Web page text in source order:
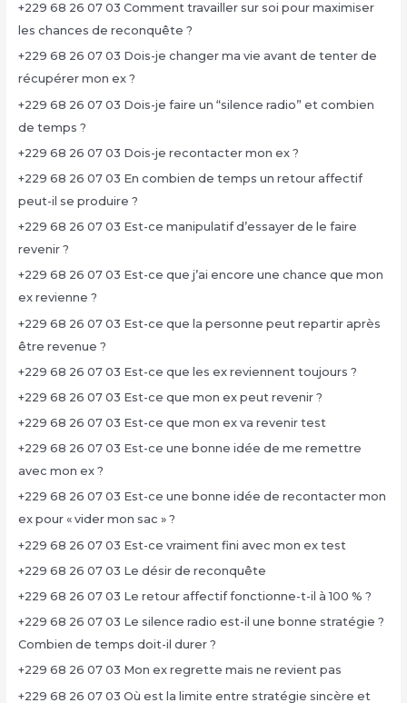
+229 68 26 07 03 Comment travailler sur soi pour maximiser
les chances de reconquête ?
+229 68 26 07 03 Dois-je changer ma vie avant de tenter de
récupérer mon ex ?
+229 68 26 07 03 Dois-je faire un “silence radio” et combien
de temps ?
+229 68 26 07 03 Dois-je recontacter mon ex ?
+229 68 26 07 03 En combien de temps un retour affectif
peut-il se produire ?
+229 68 26 07 03 Est-ce manipulatif d’essayer de le faire
revenir ?
+229 68 26 07 03 Est-ce que j’ai encore une chance que mon
ex revienne ?
+229 68 26 07 03 Est-ce que la personne peut repartir après
être revenue ?
+229 68 26 07 03 Est-ce que les ex reviennent toujours ?
+229 68 26 07 03 Est-ce que mon ex peut revenir ?
+229 68 26 07 03 Est-ce que mon ex va revenir test
+229 68 26 07 03 Est-ce une bonne idée de me remettre
avec mon ex ?
+229 68 26 07 03 Est-ce une bonne idée de recontacter mon
ex pour « vider mon sac » ?
+229 68 26 07 03 Est-ce vraiment fini avec mon ex test
+229 68 26 07 03 Le désir de reconquête
+229 68 26 07 03 Le retour affectif fonctionne-t-il à 100 % ?
+229 68 26 07 03 Le silence radio est-il une bonne stratégie ?
Combien de temps doit-il durer ?
+229 68 26 07 03 Mon ex regrette mais ne revient pas
+229 68 26 07 03 Où est la limite entre stratégie sincère et